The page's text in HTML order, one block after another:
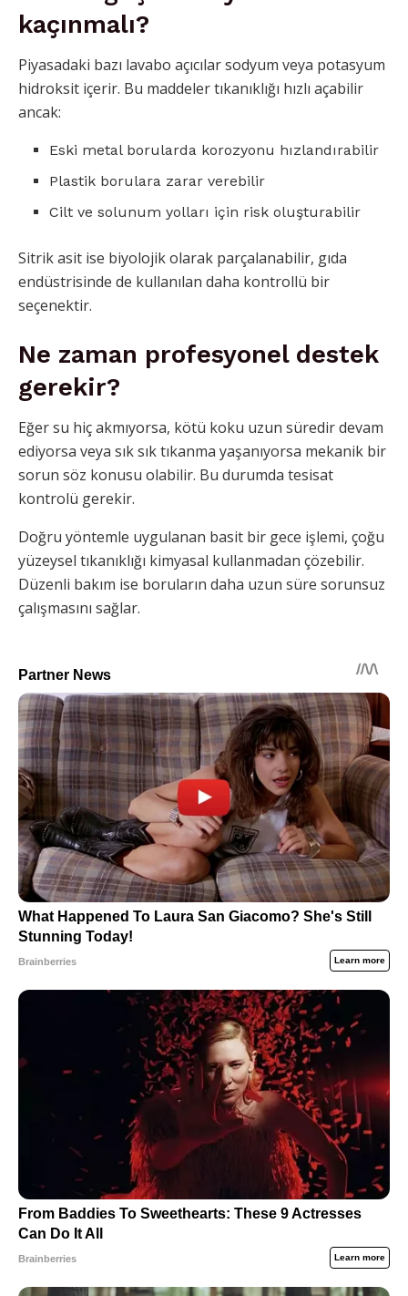
kaçınmalı?
Piyasadaki bazı lavabo açıcılar sodyum veya potasyum
hidroksit içerir. Bu maddeler tıkanıklığı hızlı açabilir
ancak:
Eski metal borularda korozyonu hızlandırabilir
Plastik borulara zarar verebilir
Cilt ve solunum yolları için risk oluşturabilir
Sitrik asit ise biyolojik olarak parçalanabilir, gıda
endüstrisinde de kullanılan daha kontrollü bir
seçenektir.
Ne zaman profesyonel destek
gerekir?
Eğer su hiç akmıyorsa, kötü koku uzun süredir devam
ediyorsa veya sık sık tıkanma yaşanıyorsa mekanik bir
sorun söz konusu olabilir. Bu durumda tesisat
kontrolü gerekir.
Doğru yöntemle uygulanan basit bir gece işlemi, çoğu
yüzeysel tıkanıklığı kimyasal kullanmadan çözebilir.
Düzenli bakım ise boruların daha uzun süre sorunsuz
çalışmasını sağlar.